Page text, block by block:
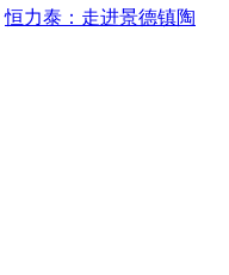
恒力泰：走进景德镇陶